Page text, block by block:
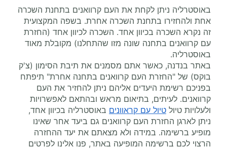
באוסטרליה ניתן לקחת את העם קרוואנים בתחנת השכרה
אחת ולהחזירו בתחנת השכרה אחרת. בשפה המקצועית
זה נקרא השכרה בכיוון אחד. השכרה לכיוון אחד (החזרת
עם קרוואנים בתחנה שונה מזו שהתחלנו) מקובלת מאוד
באוסטרליה.
באתר בנדנה, כאשר אתם מסמנים את תיבת הסימון (צ'ק
בוקס) של "החזרת העם קרוואנים בתחנה אחרת" תיפתח
בפניכם רשימת היעדים אליהם ניתן להחזיר את העם
קרוואנים. לעיתים, בתיאום מראש ובהתאם לאפשרויות
ולעלויות טיול טיול עם קראוונים באוסטרליה בכיוון אחד,
ניתן לארגן החזרת העם קרוואנים גם ביעד אחר שאינו
מופיע ברשימה. במידה ולא מצאתם את יעד ההחזרה
הרצוי לכם ברשימה המופיעה באתר, פנו אלינו לפרטים